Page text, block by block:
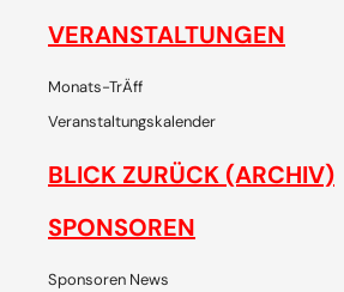
VERANSTALTUNGEN
Monats-TrÄff
Veranstaltungskalender
BLICK ZURÜCK (ARCHIV)
SPONSOREN
Sponsoren News